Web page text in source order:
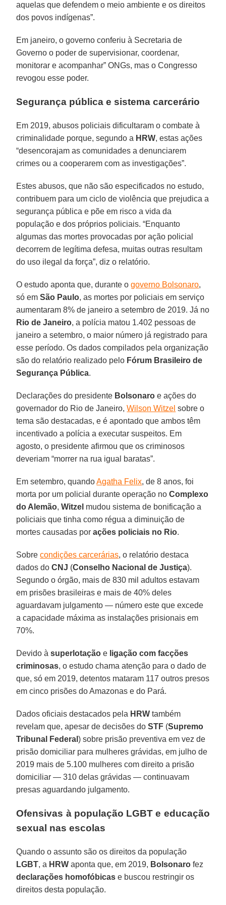
aquelas que defendem o meio ambiente e os direitos
dos povos indígenas”.
Em janeiro, o governo conferiu à Secretaria de
Governo o poder de supervisionar, coordenar,
monitorar e acompanhar” ONGs, mas o Congresso
revogou esse poder.
Segurança pública e sistema carcerário
Em 2019, abusos policiais dificultaram o combate à
criminalidade porque, segundo a HRW, estas ações
“desencorajam as comunidades a denunciarem
crimes ou a cooperarem com as investigações”.
Estes abusos, que não são especificados no estudo,
contribuem para um ciclo de violência que prejudica a
segurança pública e põe em risco a vida da
população e dos próprios policiais. “Enquanto
algumas das mortes provocadas por ação policial
decorrem de legítima defesa, muitas outras resultam
do uso ilegal da força”, diz o relatório.
O estudo aponta que, durante ogoverno Bolsonaro,
só emSão Paulo, as mortes por policiais em serviço
aumentaram 8% de janeiro a setembro de 2019. Já no
Rio de Janeiro, a polícia matou 1.402 pessoas de
janeiro a setembro, o maior número já registrado para
esse período. Os dados compilados pela organização
são do relatório realizado pelo Fórum Brasileiro de
Segurança Pública.
Declarações do presidente Bolsonaro e ações do
governador do Rio de Janeiro,Wilson Witzel sobre o
tema são destacadas, e é apontado que ambos têm
incentivado a polícia a executar suspeitos. Em
agosto, o presidente afirmou que os criminosos
deveriam “morrer na rua igual baratas”.
Em setembro, quandoAgatha Felix, de 8 anos, foi
morta por um policial durante operação noComplexo
do Alemão,Witzel mudou sistema de bonificação a
policiais que tinha como régua a diminuição de
mortes causadas porações policiais no Rio.
Sobrecondições carcerárias, o relatório destaca
dados doCNJ (Conselho Nacional de Justiça).
Segundo o órgão, mais de 830 mil adultos estavam
em prisões brasileiras e mais de 40% deles
aguardavam julgamento ― número este que excede
a capacidade máxima as instalações prisionais em
70%.
Devido àsuperlotação e ligação com facções
criminosas, o estudo chama atenção para o dado de
que, só em 2019, detentos mataram 117 outros presos
em cinco prisões do Amazonas e do Pará.
Dados oficiais destacados pela HRW também
revelam que, apesar de decisões doSTF (Supremo
Tribunal Federal) sobre prisão preventiva em vez de
prisão domiciliar para mulheres grávidas, em julho de
2019 mais de 5.100 mulheres com direito a prisão
domiciliar ― 310 delas grávidas ― continuavam
presas aguardando julgamento.
Ofensivas à população LGBT e educação
sexual nas escolas
Quando o assunto são os direitos da população
LGBT, a HRW aponta que, em 2019, Bolsonaro fez
declarações homofóbicas e buscou restringir os
direitos desta população.